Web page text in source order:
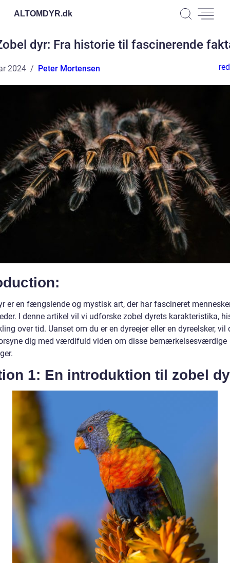
ALTOMDYR.dk
dyr: Fra historie til fascinerende
2024 Peter Mortensen
er en fængslende og mystisk art, der har fascineret
I denne artikel vil vi udforske zobel dyrets karakteristika,
over tid. Uanset om du er en dyreejer eller en dyreelsker, vil
dig med værdifuld viden om disse bemærkelsesværdige
1: En introduktion til zobel